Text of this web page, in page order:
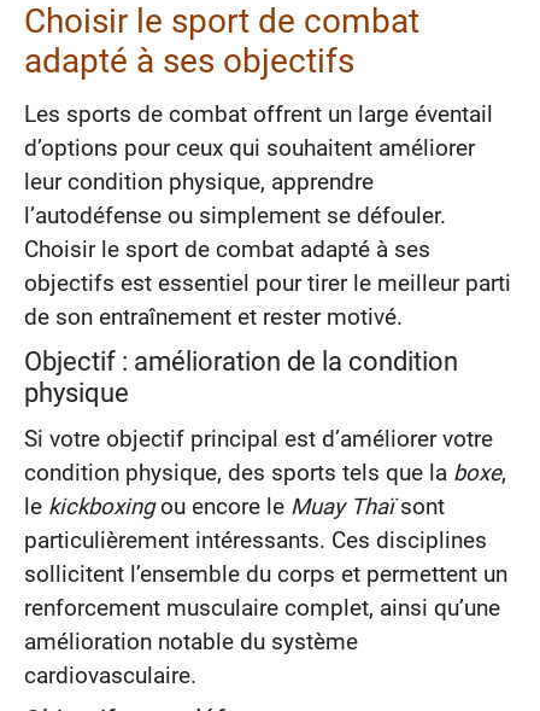
Choisir le sport de combat
adapté à ses objectifs
Les sports de combat offrent un large éventail
d’options pour ceux qui souhaitent améliorer
leur condition physique, apprendre
l’autodéfense ou simplement se défouler.
Choisir le sport de combat adapté à ses
objectifs est essentiel pour tirer le meilleur parti
de son entraînement et rester motivé.
Objectif : amélioration de la condition
physique
Si votre objectif principal est d’améliorer votre
condition physique, des sports tels que la boxe,
le kickboxingou encore le Muay Thaïsont
particulièrement intéressants. Ces disciplines
sollicitent l’ensemble du corps et permettent un
renforcement musculaire complet, ainsi qu’une
amélioration notable du système
cardiovasculaire.